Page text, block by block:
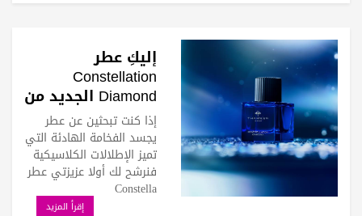
إليكِ عطر
Constellation
Diamond الجديد من
علامة "ثمين لندن"
إذا كنت تبحثين عن عطر
يجسد الفخامة الهادئة التي
تميز الإطلالات الكلاسيكية
فنرشح لك أولا عزيزتي عطر
Constella
إقرأ المزيد